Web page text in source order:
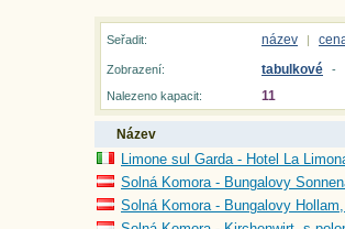
Seřadit: název |
Zobrazení: tabulkové
-
Nalezeno kapacit:
11
Název
Limone sul Garda - Hotel La
Solná Komora - Bungalovy
Solná Komora - Bungalovy